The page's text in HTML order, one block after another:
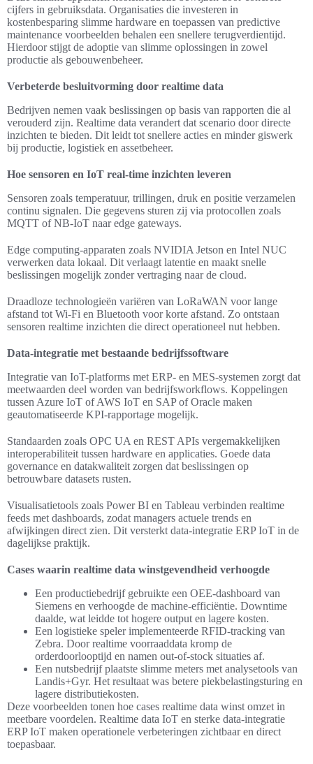
cijfers in gebruiksdata. Organisaties die investeren in
kostenbesparing slimme hardware en toepassen van predictive
maintenance voorbeelden behalen een snellere terugverdientijd.
Hierdoor stijgt de adoptie van slimme oplossingen in zowel
productie als gebouwenbeheer.
Verbeterde besluitvorming door realtime data
Bedrijven nemen vaak beslissingen op basis van rapporten die al
verouderd zijn. Realtime data verandert dat scenario door directe
inzichten te bieden. Dit leidt tot snellere acties en minder giswerk
bij productie, logistiek en assetbeheer.
Hoe sensoren en IoT real-time inzichten leveren
Sensoren zoals temperatuur, trillingen, druk en positie verzamelen
continu signalen. Die gegevens sturen zij via protocollen zoals
MQTT of NB-IoT naar edge gateways.
Edge computing-apparaten zoals NVIDIA Jetson en Intel NUC
verwerken data lokaal. Dit verlaagt latentie en maakt snelle
beslissingen mogelijk zonder vertraging naar de cloud.
Draadloze technologieën variëren van LoRaWAN voor lange
afstand tot Wi‑Fi en Bluetooth voor korte afstand. Zo ontstaan
sensoren realtime inzichten die direct operationeel nut hebben.
Data-integratie met bestaande bedrijfssoftware
Integratie van IoT-platforms met ERP- en MES-systemen zorgt dat
meetwaarden deel worden van bedrijfsworkflows. Koppelingen
tussen Azure IoT of AWS IoT en SAP of Oracle maken
geautomatiseerde KPI-rapportage mogelijk.
Standaarden zoals OPC UA en REST APIs vergemakkelijken
interoperabiliteit tussen hardware en applicaties. Goede data
governance en datakwaliteit zorgen dat beslissingen op
betrouwbare datasets rusten.
Visualisatietools zoals Power BI en Tableau verbinden realtime
feeds met dashboards, zodat managers actuele trends en
afwijkingen direct zien. Dit versterkt data-integratie ERP IoT in de
dagelijkse praktijk.
Cases waarin realtime data winstgevendheid verhoogde
Een productiebedrijf gebruikte een OEE-dashboard van
Siemens en verhoogde de machine-efficiëntie. Downtime
daalde, wat leidde tot hogere output en lagere kosten.
Een logistieke speler implementeerde RFID-tracking van
Zebra. Door realtime voorraaddata kromp de
orderdoorlooptijd en namen out-of-stock situaties af.
Een nutsbedrijf plaatste slimme meters met analysetools van
Landis+Gyr. Het resultaat was betere piekbelastingsturing en
lagere distributiekosten.
Deze voorbeelden tonen hoe cases realtime data winst omzet in
meetbare voordelen. Realtime data IoT en sterke data-integratie
ERP IoT maken operationele verbeteringen zichtbaar en direct
toepasbaar.